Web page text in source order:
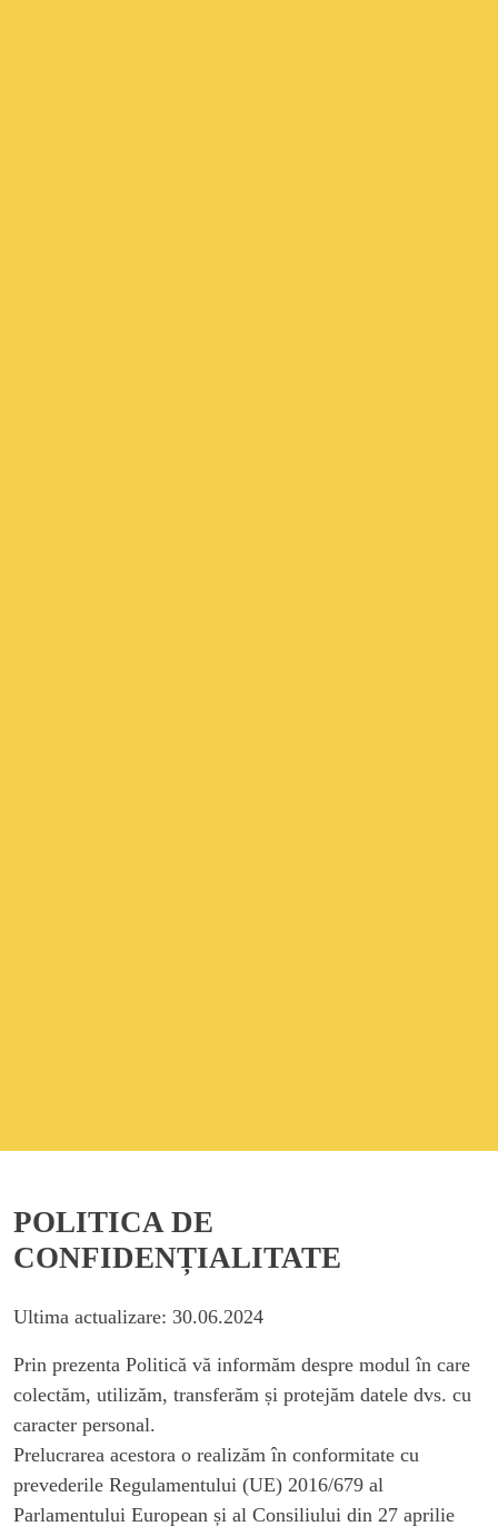
POLITICA DE
CONFIDENȚIALITATE
Ultima actualizare: 30.06.2024
Prin prezenta Politică vă informăm despre modul în care
colectăm, utilizăm, transferăm și protejăm datele dvs. cu
caracter personal.
Prelucrarea acestora o realizăm în conformitate cu
prevederile Regulamentului (UE) 2016/679 al
Parlamentului European și al Consiliului din 27 aprilie